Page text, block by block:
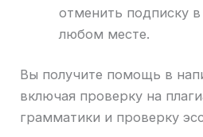
отменить подписку
любом месте.
Вы получите помощь в
включая проверку на
грамматики и проверку